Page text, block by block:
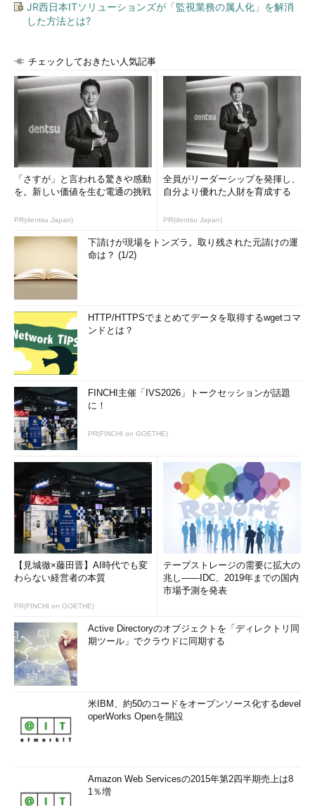
JR西日本ITソリューションズが「監視業務の属人化」を解消
した方法とは?
チェックしておきたい人気記事
「さすが」と言われる驚きや感動
を。新しい価値を生む電通の挑戦
PR(dentsu Japan)
全員がリーダーシップを発揮し、
自分より優れた人財を育成する
PR(dentsu Japan)
下請けが現場をトンズラ。取り残された元請けの運
命は？ (1/2)
HTTP/HTTPSでまとめてデータを取得するwgetコマ
ンドとは？
FINCHI主催「IVS2026」トークセッションが話題
に！
PR(FINCHI on GOETHE)
【見城徹×藤田晋】AI時代でも変
わらない経営者の本質
PR(FINCHI on GOETHE)
テープストレージの需要に拡大の
兆し――IDC、2019年までの国内
市場予測を発表
Active Directoryのオブジェクトを「ディレクトリ同
期ツール」でクラウドに同期する
米IBM、約50のコードをオープンソース化するdevel
operWorks Openを開設
Amazon Web Servicesの2015年第2四半期売上は8
1％増